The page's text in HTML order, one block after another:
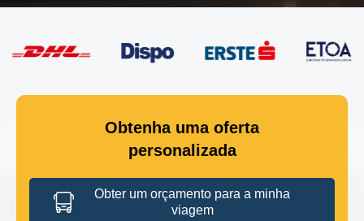
Obtenha uma oferta
personalizada
Obter um orçamento para a minha
viagem